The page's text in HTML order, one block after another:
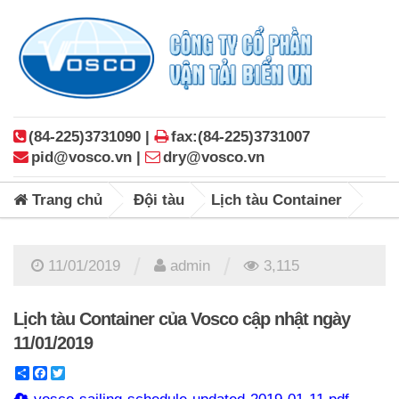
(84-225)3731090 |
fax:(84-225)3731007
pid@vosco.vn |
dry@vosco.vn
Trang chủ Đội tàu Lịch tàu Container
11/01/2019 admin 3,115
Lịch tàu Container của Vosco cập nhật ngày
11/01/2019
ShareFacebook